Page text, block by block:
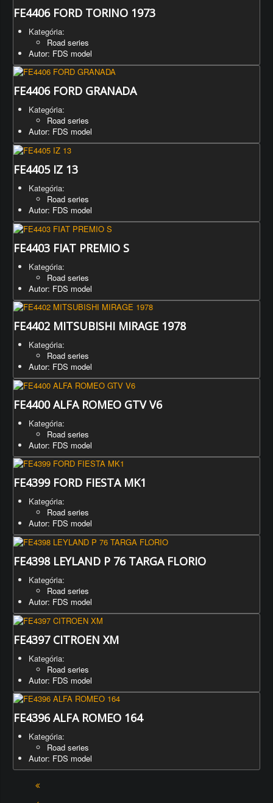
FE4406 FORD TORINO 1973
Kategória:
Road series
Autor: FDS model
FE4406 FORD GRANADA
Kategória:
Road series
Autor: FDS model
FE4405 IZ 13
Kategória:
Road series
Autor: FDS model
FE4403 FIAT PREMIO S
Kategória:
Road series
Autor: FDS model
FE4402 MITSUBISHI MIRAGE 1978
Kategória:
Road series
Autor: FDS model
FE4400 ALFA ROMEO GTV V6
Kategória:
Road series
Autor: FDS model
FE4399 FORD FIESTA MK1
Kategória:
Road series
Autor: FDS model
FE4398 LEYLAND P 76 TARGA FLORIO
Kategória:
Road series
Autor: FDS model
FE4397 CITROEN XM
Kategória:
Road series
Autor: FDS model
FE4396 ALFA ROMEO 164
Kategória:
Road series
Autor: FDS model